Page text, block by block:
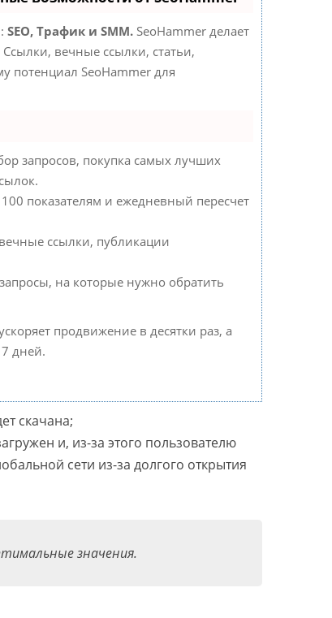
SEO, Трафик и SMM. SeoHammer делает
вечные ссылки, статьи,
потенциал SeoHammer для
запросов, покупка самых лучших
показателям и ежедневный пересчет
ссылки, публикации
на которые нужно обратить
продвижение в десятки раз, а
дней.
скачана;
и, из-за этого пользователю
сети из-за долгого открытия
значения.